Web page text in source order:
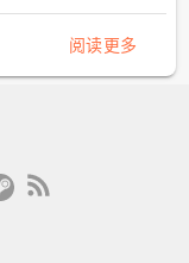
阅读更多